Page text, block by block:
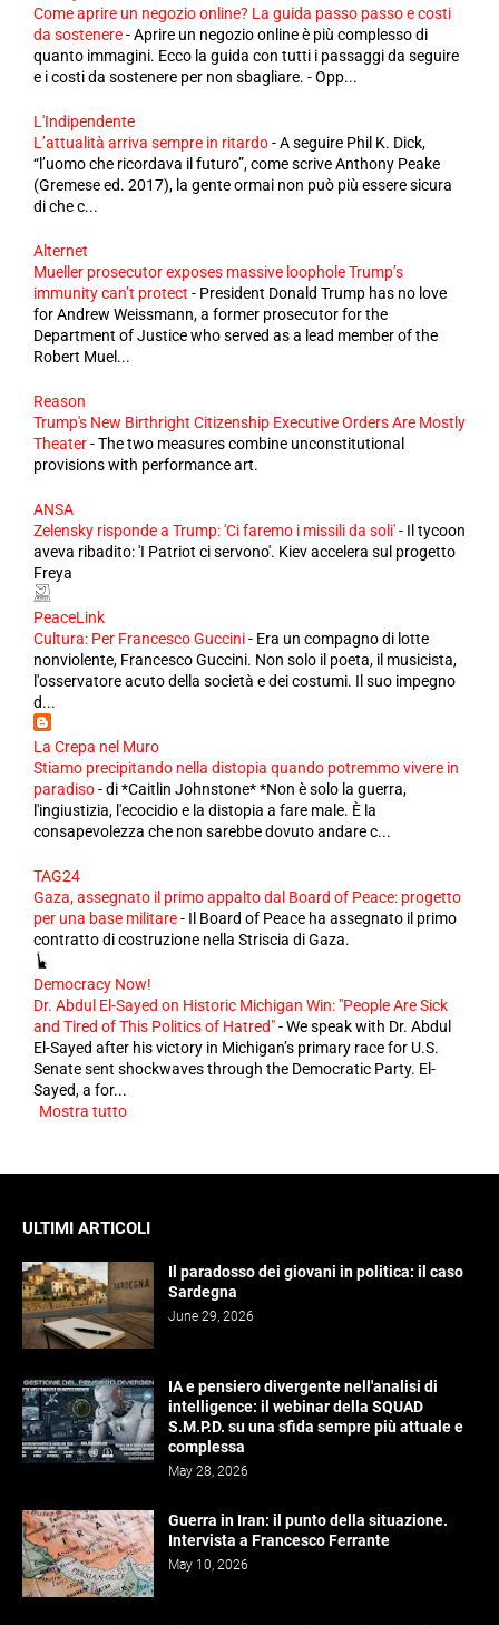
Come aprire un negozio online? La guida passo passo e costi
da sostenere-Aprire un negozio online è più complesso di
quanto immagini. Ecco la guida con tutti i passaggi da seguire
e i costi da sostenere per non sbagliare. - Opp...
L'Indipendente
L’attualità arriva sempre in ritardo-A seguire Phil K. Dick,
“l’uomo che ricordava il futuro”, come scrive Anthony Peake
(Gremese ed. 2017), la gente ormai non può più essere sicura
di che c...
Alternet
Mueller prosecutor exposes massive loophole Trump’s
immunity can’t protect - President Donald Trump has no love
for Andrew Weissmann, a former prosecutor for the
Department of Justice who served as a lead member of the
Robert Muel...
Reason
Trump's New Birthright Citizenship Executive Orders Are Mostly
Theater-The two measures combine unconstitutional
provisions with performance art.
ANSA
Zelensky risponde a Trump: 'Ci faremo i missili da soli'- Il tycoon
aveva ribadito: 'I Patriot ci servono'. Kiev accelera sul progetto
Freya
PeaceLink
Cultura: Per Francesco Guccini- Era un compagno di lotte
nonviolente, Francesco Guccini. Non solo il poeta, il musicista,
l'osservatore acuto della società e dei costumi. Il suo impegno
d...
La Crepa nel Muro
Stiamo precipitando nella distopia quando potremmo vivere in
paradiso-di *Caitlin Johnstone* *Non è solo la guerra,
l'ingiustizia, l'ecocidio e la distopia a fare male. È la
consapevolezza che non sarebbe dovuto andare c...
TAG24
Gaza, assegnato il primo appalto dal Board of Peace: progetto
per una base militare- Il Board of Peace ha assegnato il primo
contratto di costruzione nella Striscia di Gaza.
Democracy Now!
Dr. Abdul El-Sayed on Historic Michigan Win: "People Are Sick
and Tired of This Politics of Hatred"-We speak with Dr. Abdul
El-Sayed after his victory in Michigan’s primary race for U.S.
Senate sent shockwaves through the Democratic Party. El-
Sayed, a for...
Mostra tutto
ULTIMI ARTICOLI
Il paradosso dei giovani in politica: il caso
Sardegna
June 29, 2026
IA e pensiero divergente nell'analisi di
intelligence: il webinar della SQUAD
S.M.P.D. su una sfida sempre più attuale e
complessa
May 28, 2026
Guerra in Iran: il punto della situazione.
Intervista a Francesco Ferrante
May 10, 2026